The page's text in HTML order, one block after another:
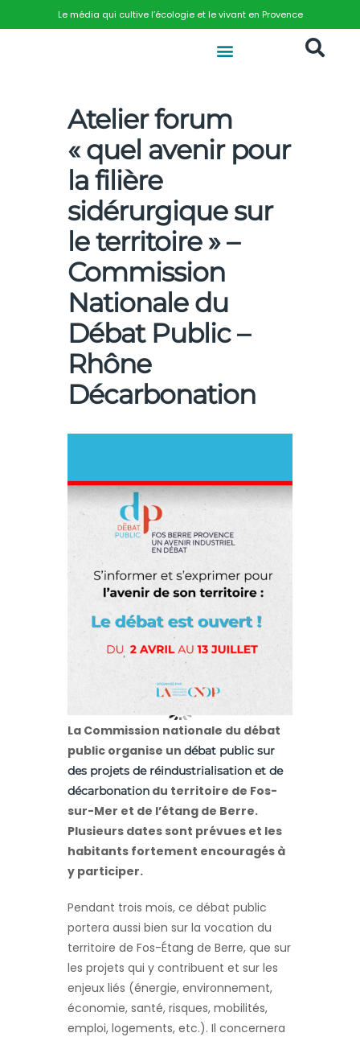
Le média qui cultive l’écologie et le vivant en Provence
Atelier forum
« quel avenir pour
la filière
sidérurgique sur
le territoire » –
Commission
Nationale du
Débat Public –
Rhône
Décarbonation
La Commission nationale du débat
public organise un débat public sur
des projets de réindustrialisation et de
décarbonation du territoire de Fos-
sur-Mer et de l’étang de Berre.
Plusieurs dates sont prévues et les
habitants fortement encouragés à
y participer.
Pendant trois mois, ce débat public
portera aussi bien sur la vocation du
territoire de Fos-Étang de Berre, que sur
les projets qui y contribuent et sur les
enjeux liés (énergie, environnement,
économie, santé, risques, mobilités,
emploi, logements, etc.). Il concernera